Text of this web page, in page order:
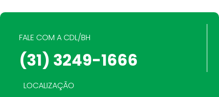
FALE COM A CDL/BH
(31) 3249-1666
LOCALIZAÇÃO